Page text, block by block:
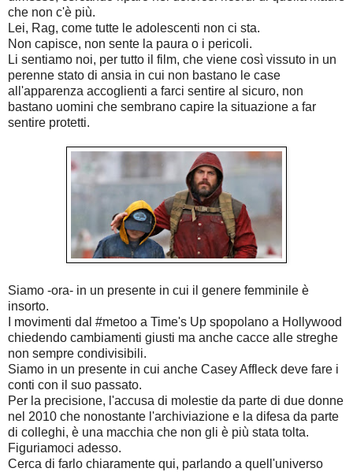
che non c'è più.
Lei, Rag, come tutte le adolescenti non ci sta.
Non capisce, non sente la paura o i pericoli.
Li sentiamo noi, per tutto il film, che viene così vissuto in un
perenne stato di ansia in cui non bastano le case
all'apparenza accoglienti a farci sentire al sicuro, non
bastano uomini che sembrano capire la situazione a far
sentire protetti.
Siamo -ora- in un presente in cui il genere femminile è
insorto.
I movimenti dal #metoo a Time's Up spopolano a Hollywood
chiedendo cambiamenti giusti ma anche cacce alle streghe
non sempre condivisibili.
Siamo in un presente in cui anche Casey Affleck deve fare i
conti con il suo passato.
Per la precisione, l'accusa di molestie da parte di due donne
nel 2010 che nonostante l'archiviazione e la difesa da parte
di colleghi, è una macchia che non gli è più stata tolta.
Figuriamoci adesso.
Cerca di farlo chiaramente qui, parlando a quell'universo